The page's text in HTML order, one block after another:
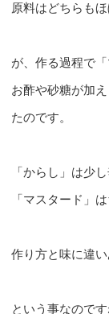
原料はどちらもほ
が、作る過程で
お酢や砂糖が加
たのです。
「からし」は少
「マスタード」
作り方と味に違い
という事なので